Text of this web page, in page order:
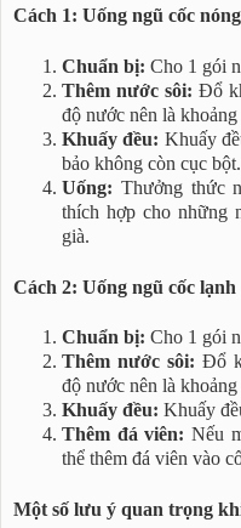
Cách 1: Uống ngũ cốc nóng
Chuẩn bị: Cho 1 gói
Thêm nước sôi: Đổ
độ nước nên là
Khuấy đều: Khuấy
bảo không còn cục bột.
Uống: Thưởng thức
thích hợp cho những
già.
Cách 2: Uống ngũ cốc lạnh
Chuẩn bị: Cho 1 gói
Thêm nước sôi: Đổ
độ nước nên là
Khuấy đều: Khuấy
Thêm đá viên: Nếu
thể thêm đá viên vào
Một số lưu ý quan trọng